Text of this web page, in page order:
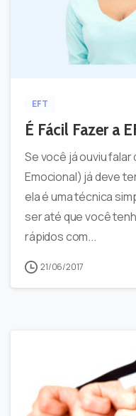
EFT
É Fácil Fazer a
Se você já ouviu falar
Emocional) já deve
ela é uma técnica
ser até que você
rápidos com...
21/06/2017